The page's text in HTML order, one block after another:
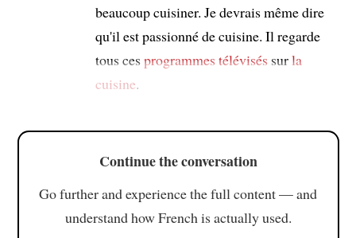
beaucoup cuisiner. Je devrais même dire
qu'il est passionné de cuisine. Il regarde
tous ces programmes télévisés surla
cuisine.
Continue the conversation
Go further and experience the full content — and
understand how French is actually used.